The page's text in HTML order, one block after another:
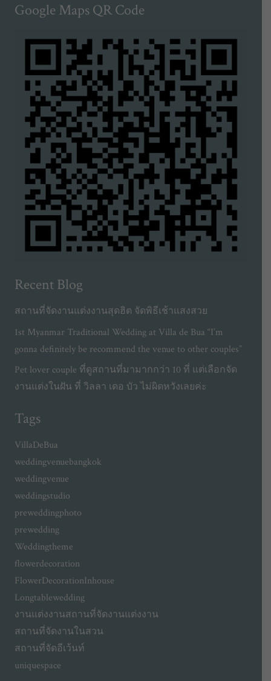
Google Maps QR Code
Recent Blog
สถานที่จัดงานแต่งงานสุดฮิต จัดพิธีเช้าแสงสวย
1st Myanmar Traditional Wedding at Villa de Bua “I’m
gonna definitely be recommend the venue to other couples”
Pet lover couple ที่ดูสถานที่มามากกว่า 10 ที่ แต่เลือกจัด
งานแต่งในฝัน ที่ วิลลา เดอ บัว ไม่ผิดหวังเลยค่ะ
Tags
VillaDeBua
weddingvenuebangkok
weddingvenue
weddingstudio
preweddingphoto
prewedding
Weddingtheme
flowerdecoration
FlowerDecorationInhouse
Longtablewedding
งานแต่งงานสถานที่จัดงานแต่งงาน
สถานที่จัดงานในสวน
สถานที่จัดอีเว้นท์
uniquespace